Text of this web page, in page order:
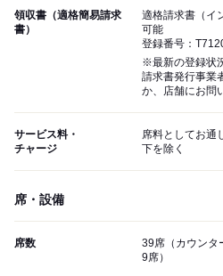
領収書（適格簡易請求
書）
適格請求書（イ
可能
登録番号：
※最新の登録状
請求書発行事業
か、店舗にお問
サービス料・
チャージ
席料としてお通
下を除く
席・設備
席数
39席（カウンタ
9席）